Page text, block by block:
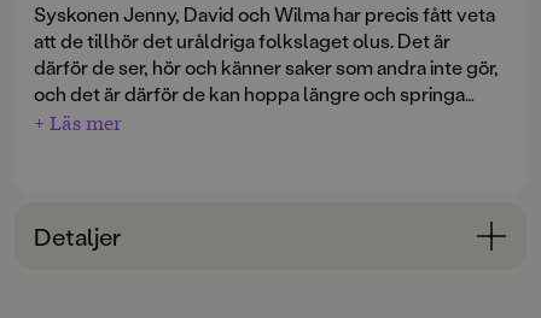
Syskonen Jenny, David och Wilma har precis fått veta
att de tillhör det uråldriga folkslaget olus. Det är
därför de ser, hör och känner saker som andra inte gör,
och det är därför de kan hoppa längre och springa
snabbare än alla andra. I många tusen år har olus levt
Samtidigt förvärras läget i världen. Vattenbristen är
+ Läs mer
Detaljer